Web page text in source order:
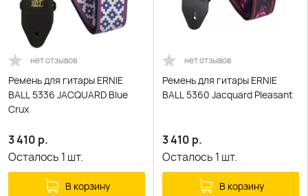
нет отзывов
Ремень для гитары ERNIE
BALL 5336 JACQUARD Blue
Crux
3 410 р.
Осталось 1 шт.
В корзину
нет отзывов
Ремень для гитары ERNIE
BALL 5360 Jacquard Pleasant
3 410 р.
Осталось 1 шт.
В корзину